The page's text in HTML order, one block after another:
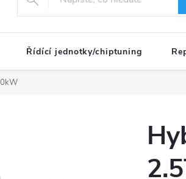
Řídící jednotky/chiptuning